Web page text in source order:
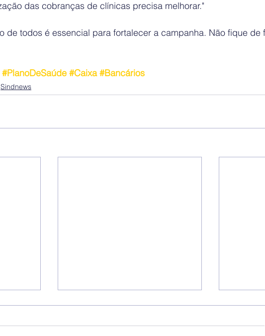
das cobranças de clínicas precisa melhorar."
de todos é essencial para fortalecer a campanha. Não fique de
#PlanoDeSaúde #Caixa #Bancários
Sindnews